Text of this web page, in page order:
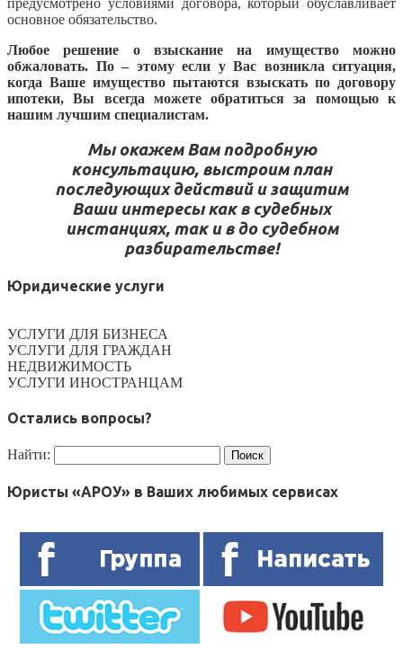
основное обязательство.
Любое решение о взыскание на имущество можно
обжаловать. По – этому если у Вас возникла ситуация,
когда Ваше имущество пытаются взыскать по договору
ипотеки, Вы всегда можете обратиться за помощью к
нашим лучшим специалистам.
Мы окажем Вам подробную
консультацию, выстроим план
последующих действий и защитим
Ваши интересы как в судебных
инстанциях, так и в до судебном
разбирательстве!
Юридические услуги
УСЛУГИ ДЛЯ БИЗНЕСА
УСЛУГИ ДЛЯ ГРАЖДАН
НЕДВИЖИМОСТЬ
УСЛУГИ ИНОСТРАНЦАМ
Остались вопросы?
Найти:
Юристы «АРОУ» в Ваших любимых сервисах